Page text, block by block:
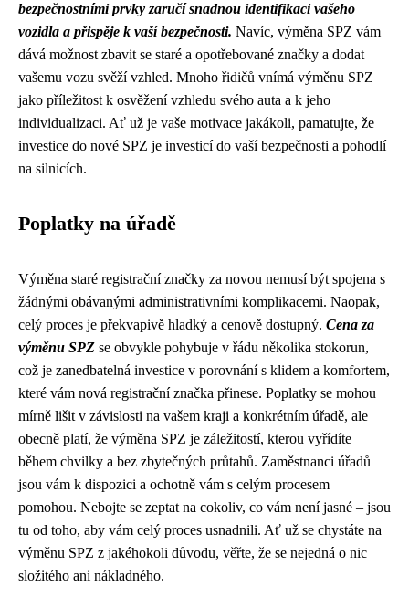
bezpečnostními prvky zaručí snadnou identifikaci vašeho
vozidla a přispěje k vaší bezpečnosti. Navíc, výměna SPZ vám
dává možnost zbavit se staré a opotřebované značky a dodat
vašemu vozu svěží vzhled. Mnoho řidičů vnímá výměnu SPZ
jako příležitost k osvěžení vzhledu svého auta a k jeho
individualizaci. Ať už je vaše motivace jakákoli, pamatujte, že
investice do nové SPZ je investicí do vaší bezpečnosti a pohodlí
na silnicích.
Poplatky na úřadě
Výměna staré registrační značky za novou nemusí být spojena s
žádnými obávanými administrativními komplikacemi. Naopak,
celý proces je překvapivě hladký a cenově dostupný. Cena za
výměnu SPZ se obvykle pohybuje v řádu několika stokorun,
což je zanedbatelná investice v porovnání s klidem a komfortem,
které vám nová registrační značka přinese. Poplatky se mohou
mírně lišit v závislosti na vašem kraji a konkrétním úřadě, ale
obecně platí, že výměna SPZ je záležitostí, kterou vyřídíte
během chvilky a bez zbytečných průtahů. Zaměstnanci úřadů
jsou vám k dispozici a ochotně vám s celým procesem
pomohou. Nebojte se zeptat na cokoliv, co vám není jasné – jsou
tu od toho, aby vám celý proces usnadnili. Ať už se chystáte na
výměnu SPZ z jakéhokoli důvodu, věřte, že se nejedná o nic
složitého ani nákladného.